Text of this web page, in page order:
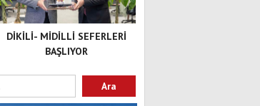
DİKİLİ- MİDİLLİ SEFERLERİ
BAŞLIYOR